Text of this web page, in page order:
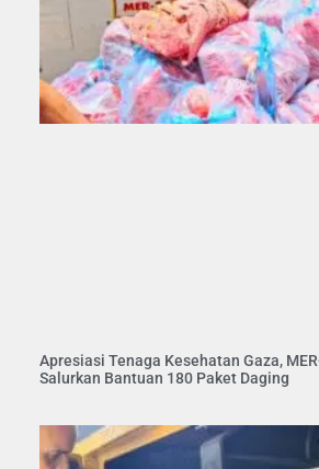
Apresiasi Tenaga Kesehatan Gaza,
Salurkan Bantuan 180 Paket Daging